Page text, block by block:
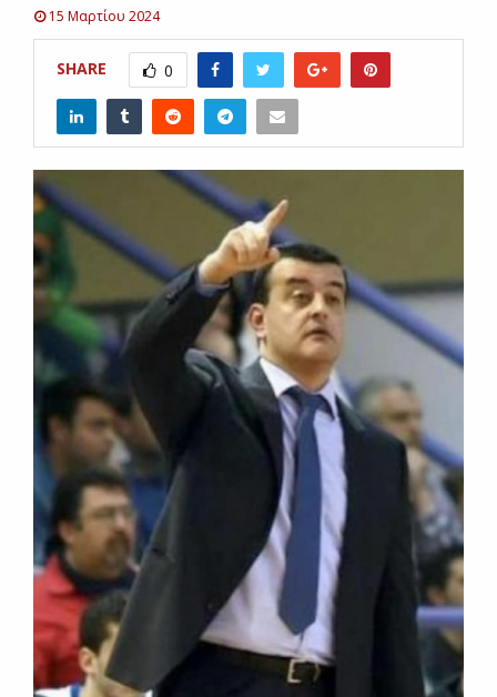
15 Μαρτίου 2024
SHARE 0